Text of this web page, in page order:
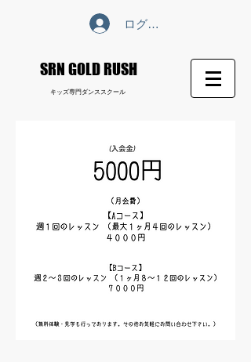
ログイン
​キッズ専門ダンススクール
​SRN GOLD RUSH